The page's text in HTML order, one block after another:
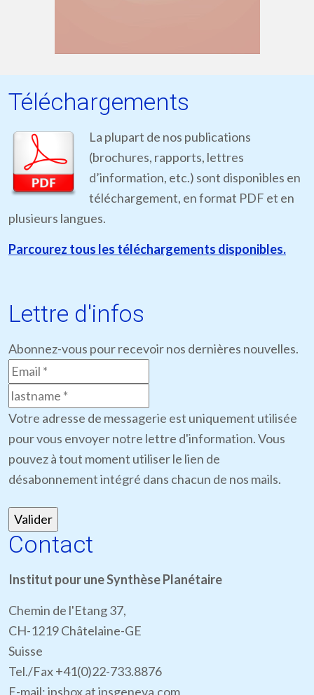
Téléchargements
La plupart de nos publications
(brochures, rapports, lettres
d’information, etc.) sont disponibles en
téléchargement, en format PDF et en
plusieurs langues.
Parcourez tous les téléchargements disponibles.
Lettre d'infos
Abonnez-vous pour recevoir nos dernières nouvelles.
Votre adresse de messagerie est uniquement utilisée
pour vous envoyer notre lettre d'information. Vous
pouvez à tout moment utiliser le lien de
désabonnement intégré dans chacun de nos mails.
Contact
Institut pour une Synthèse Planétaire
Chemin de l'Etang 37,
CH-1219 Châtelaine-GE
Suisse
Tel./Fax +41(0)22-733.8876
E-mail: ipsbox at ipsgeneva.com